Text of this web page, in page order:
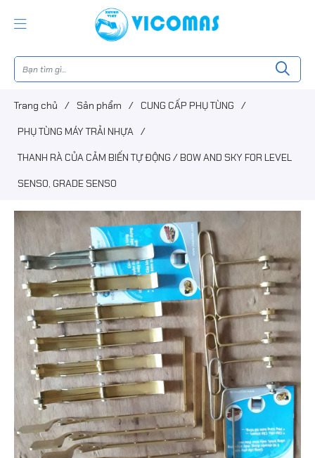
Trang chủ / Sản phẩm / CUNG CẤP PHỤ TÙNG /
PHỤ TÙNG MÁY TRẢI NHỰA /
THANH RÀ CỦA CẢM BIẾN TỰ ĐỘNG / BOW AND SKY FOR LEVEL
SENSO, GRADE SENSO